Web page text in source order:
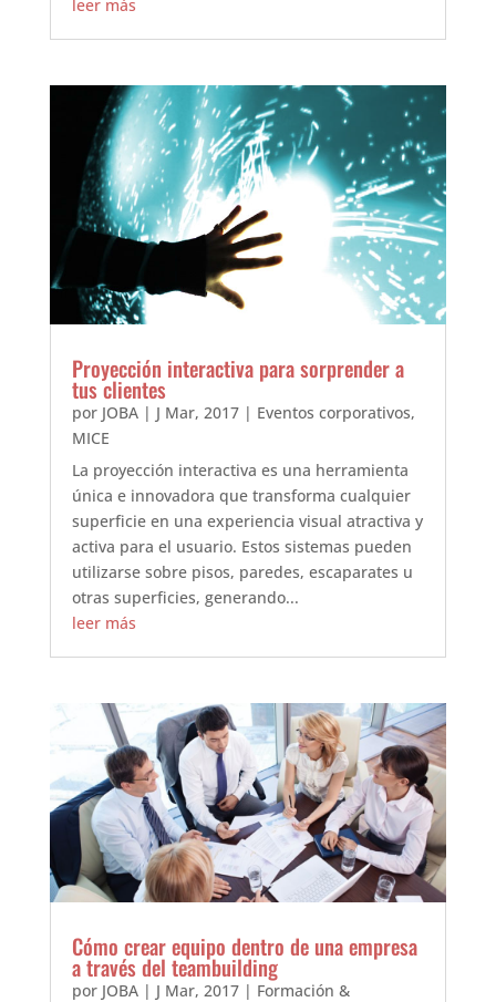
leer más
Proyección interactiva para sorprender a
tus clientes
por JOBA| J Mar, 2017| Eventos corporativos,
MICE
La proyección interactiva es una herramienta
única e innovadora que transforma cualquier
superficie en una experiencia visual atractiva y
activa para el usuario. Estos sistemas pueden
utilizarse sobre pisos, paredes, escaparates u
otras superficies, generando...
leer más
Cómo crear equipo dentro de una empresa
a través del teambuilding
por JOBA| J Mar, 2017| Formación &